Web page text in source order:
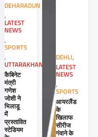
DEHARADUN
,
LATEST
NEWS
,
SPORTS
,
UTTARAKHAND
कैबिनेट
मंत्री
गणेश
जोशी ने
भिलाडू
में
प्रस्तावित
स्टेडियम
DEHLI,
LATEST
NEWS
,
SPORTS
आयरलैंड
के
खिलाफ
सीरीज
गंवाने के